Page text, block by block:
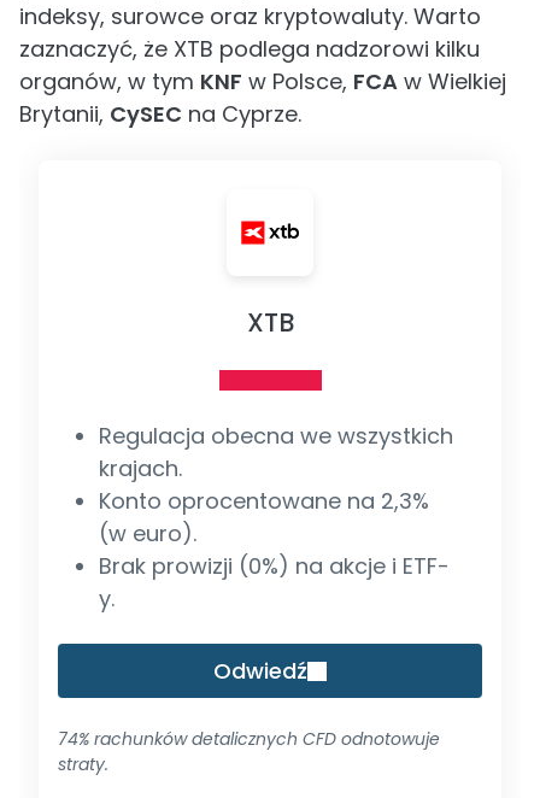
indeksy, surowce oraz kryptowaluty. Warto
zaznaczyć, że XTB podlega nadzorowi kilku
organów, w tym KNF w Polsce, FCA w Wielkiej
Brytanii, CySEC na Cyprze.
XTB
Regulacja obecna we wszystkich
krajach.
Konto oprocentowane na 2,3%
(w euro).
Brak prowizji (0%) na akcje i ETF-
y.
Odwiedź
74% rachunków detalicznych CFD odnotowuje
straty.